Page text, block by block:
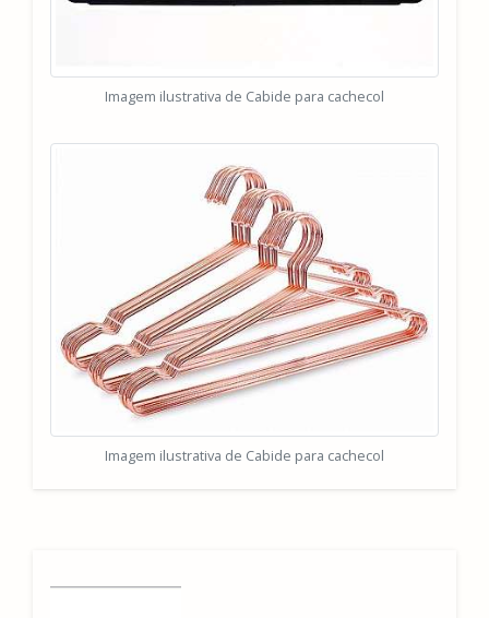
Imagem ilustrativa de Cabide para cachecol
Imagem ilustrativa de Cabide para cachecol